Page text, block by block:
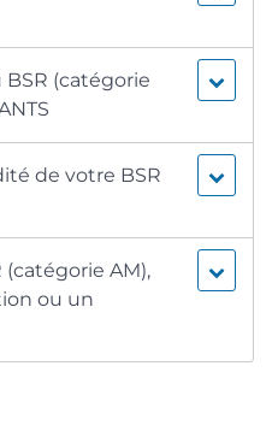
BSR (catégorie
de votre BSR
(catégorie AM),
ou un